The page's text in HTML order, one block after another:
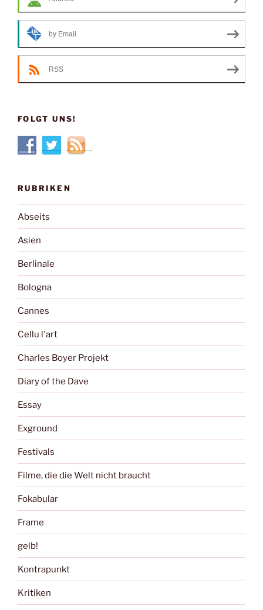
by Email
RSS
FOLGT UNS!
RUBRIKEN
Abseits
Asien
Berlinale
Bologna
Cannes
Cellu l'art
Charles Boyer Projekt
Diary of the Dave
Essay
Exground
Festivals
Filme, die die Welt nicht braucht
Fokabular
Frame
gelb!
Kontrapunkt
Kritiken